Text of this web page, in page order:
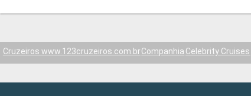
Cruzeiros www.123cruzeiros.com.brCompanhia Celebrity Cruises